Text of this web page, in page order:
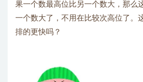
果一个数最高位比另一个数大，那么
一个数大了，不用在比较次高位了。
排的更快吗？